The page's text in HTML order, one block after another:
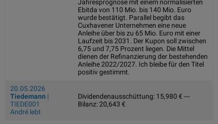
Jahresprognose mit einem normalisierten
Ebitda von 110 Mio. bis 140 Mio. Euro
wurde bestätigt. Parallel begibt das
Cuxhavener Unternehmen eine neue
Anleihe über bis zu 65 Mio. Euro mit einer
Laufzeit bis 2031. Der Kupon soll zwischen
6,75 und 7,75 Prozent liegen. Die Mittel
dienen der Refinanzierung der bestehenden
Anleihe 2022/2027. Ich bleibe für den Titel
positiv gestimmt.
20.05.2026
Tiedemann |
TIEDE001
André lebt
Dividendenausschüttung: 15,980 € ---
Bilanz: 20,643 €